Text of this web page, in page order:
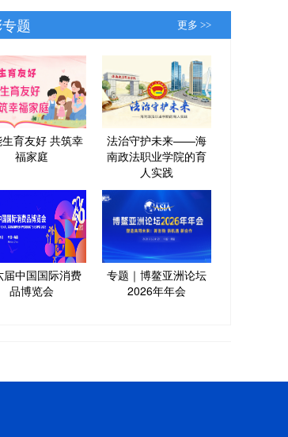
题 更多 >>
育友好 共筑幸
福家庭
法治守护未来——海
南政法职业学院的育
人实践
届中国国际消费
品博览会
专题｜博鳌亚洲论坛
2026年年会